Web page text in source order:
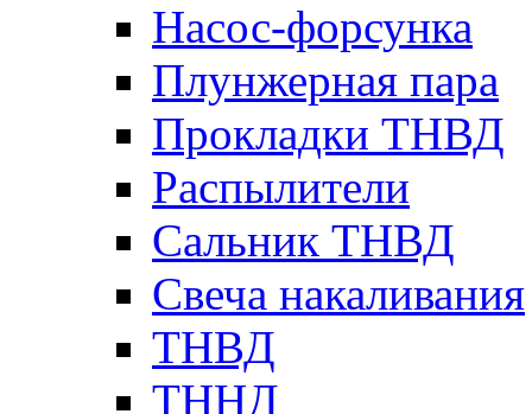
Насос-форсунка
Плунжерная пара
Прокладки ТНВД
Распылители
Сальник ТНВД
Свеча накаливания
ТНВД
ТННД